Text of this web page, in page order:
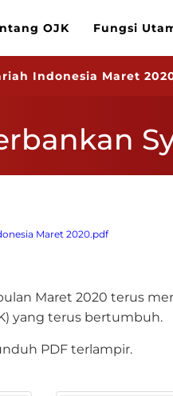
OJK Fungsi
Indonesia Maret
Maret 2020.pdf
Maret 2020 terus
yang terus bertumbuh.
PDF terlampir.